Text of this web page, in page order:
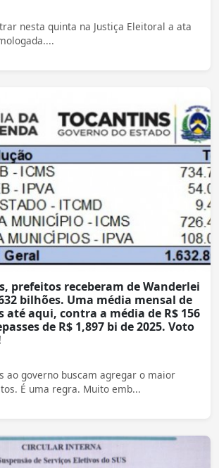
nesta quinta na Justiça Eleitoral a ata
prefeitos receberam de Wanderlei
bilhões. Uma média mensal de
até aqui, contra a média de R$ 156
de R$ 1,897 bi de 2025. Voto
ao governo buscam agregar o maior
É uma regra. Muito emb...